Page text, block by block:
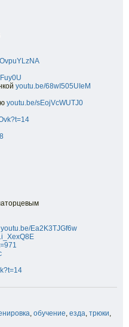
youtu.be/68wI505UIeM
youtu.be/sEojVcWUTJ0
youtu.be/Ea2K3TJGf6w
, обучение, езда, трюки,